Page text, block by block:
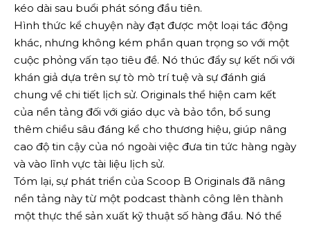
kéo dài sau buổi phát sóng đầu tiên.
Hình thức kể chuyện này đạt được một loại tác động
khác, nhưng không kém phần quan trọng so với một
cuộc phỏng vấn tạo tiêu đề. Nó thúc đẩy sự kết nối với
khán giả dựa trên sự tò mò trí tuệ và sự đánh giá
chung về chi tiết lịch sử. Originals thể hiện cam kết
của nền tảng đối với giáo dục và bảo tồn, bổ sung
thêm chiều sâu đáng kể cho thương hiệu, giúp nâng
cao độ tin cậy của nó ngoài việc đưa tin tức hàng ngày
và vào lĩnh vực tài liệu lịch sử.
Tóm lại, sự phát triển của Scoop B Originals đã nâng
nền tảng này từ một podcast thành công lên thành
một thực thể sản xuất kỹ thuật số hàng đầu. Nó thể